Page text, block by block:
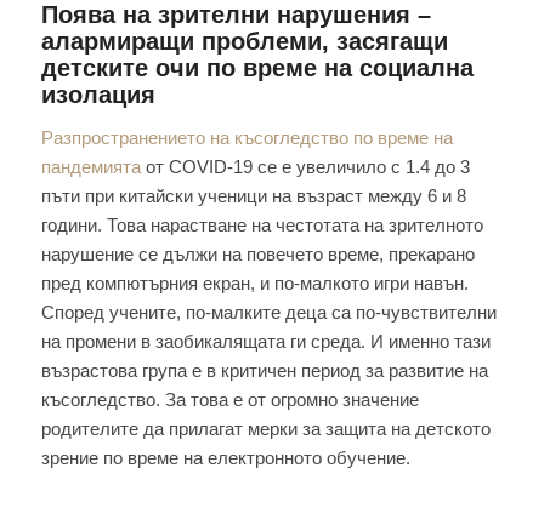
Поява на зрителни нарушения –
алармиращи проблеми, засягащи
детските очи по време на социална
изолация
Разпространението на късогледство по време на
пандемиятаот COVID-19 се е увеличило с 1.4 до 3
пъти при китайски ученици на възраст между 6 и 8
години. Това нарастване на честотата на зрителното
нарушение се дължи на повечето време, прекарано
пред компютърния екран, и по-малкото игри навън.
Според учените, по-малките деца са по-чувствителни
на промени в заобикалящата ги среда. И именно тази
възрастова група е в критичен период за развитие на
късогледство. За това е от огромно значение
родителите да прилагат мерки за защита на детското
зрение по време на електронното обучение.